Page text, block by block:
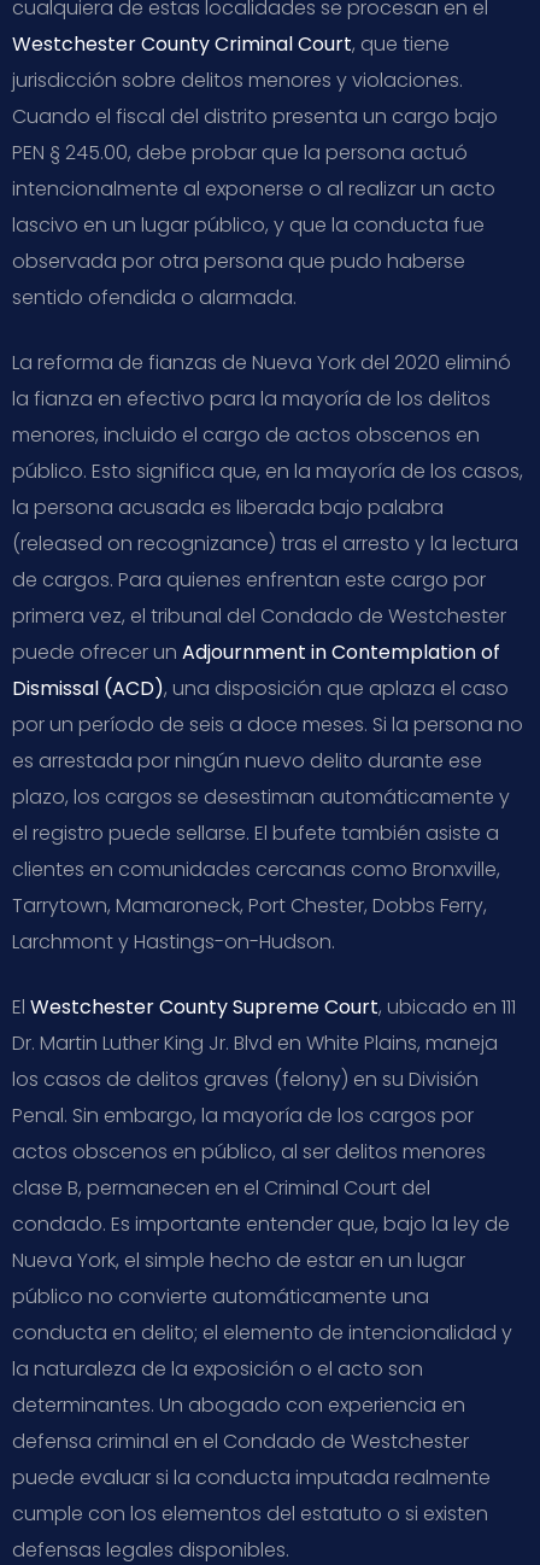
cualquiera de estas localidades se procesan en el
Westchester County Criminal Court, que tiene
jurisdicción sobre delitos menores y violaciones.
Cuando el fiscal del distrito presenta un cargo bajo
PEN § 245.00, debe probar que la persona actuó
intencionalmente al exponerse o al realizar un acto
lascivo en un lugar público, y que la conducta fue
observada por otra persona que pudo haberse
sentido ofendida o alarmada.
La reforma de fianzas de Nueva York del 2020 eliminó
la fianza en efectivo para la mayoría de los delitos
menores, incluido el cargo de actos obscenos en
público. Esto significa que, en la mayoría de los casos,
la persona acusada es liberada bajo palabra
(released on recognizance) tras el arresto y la lectura
de cargos. Para quienes enfrentan este cargo por
primera vez, el tribunal del Condado de Westchester
puede ofrecer un Adjournment in Contemplation of
Dismissal (ACD), una disposición que aplaza el caso
por un período de seis a doce meses. Si la persona no
es arrestada por ningún nuevo delito durante ese
plazo, los cargos se desestiman automáticamente y
el registro puede sellarse. El bufete también asiste a
clientes en comunidades cercanas como Bronxville,
Tarrytown, Mamaroneck, Port Chester, Dobbs Ferry,
Larchmont y Hastings-on-Hudson.
El Westchester County Supreme Court, ubicado en 111
Dr. Martin Luther King Jr. Blvd en White Plains, maneja
los casos de delitos graves (felony) en su División
Penal. Sin embargo, la mayoría de los cargos por
actos obscenos en público, al ser delitos menores
clase B, permanecen en el Criminal Court del
condado. Es importante entender que, bajo la ley de
Nueva York, el simple hecho de estar en un lugar
público no convierte automáticamente una
conducta en delito; el elemento de intencionalidad y
la naturaleza de la exposición o el acto son
determinantes. Un abogado con experiencia en
defensa criminal en el Condado de Westchester
puede evaluar si la conducta imputada realmente
cumple con los elementos del estatuto o si existen
defensas legales disponibles.